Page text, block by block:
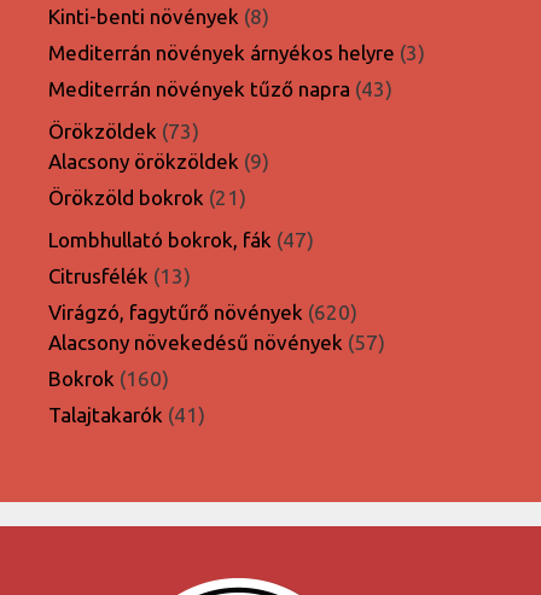
termék
Kinti-benti növények 88
termék
Mediterrán növények árnyékos helyre 33
Mediterrán növények tűző napra 4343
Örökzöldek 7373
termék
Alacsony örökzöldek 99
Örökzöld bokrok 2121
termék
Lombhullató bokrok, fák 4747
Citrusfélék 1313
termék
Virágzó, fagytűrő növények 620620
termék
Alacsony növekedésű növények 5757
Bokrok 160160
termék
Talajtakarók 4141